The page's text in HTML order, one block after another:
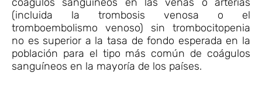
(incluida la trombosis venosa o el
tromboembolismo venoso) sin trombocitopenia
no es superior a la tasa de fondo esperada en la
población para el tipo más común de coágulos
sanguíneos en la mayoría de los países.